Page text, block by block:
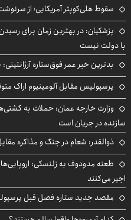
سقوط هلی‌کوپتر آمریکایی؛ از
پزشکیان‌: در بهترین زمان برای
با دولت نیست
بدترین خبر عمر فوق‌ستاره
پرسپولیس مقابل آلومینیوم اراک
وزارت خارجه عمان: حملات به
سازنده در جریان است
ذوالقدر: شعام در جنگ و مذاکره
طعنه مدودوف به زلنسکی: اروپایی‌ها
اجیر می‌کنند
مقصد جدید ستاره فصل قبل